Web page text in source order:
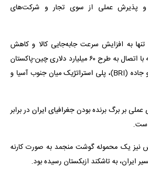
و پذیرش عملی از سوی تجار و شرکت‌های
تنها به افزایش سرعت جابه‌جایی کالا و کاهش
هزینه‌ها کمک می‌کند، بلکه با اتصال به طرح ۶۰ میلیارد دلاری چین-پاکستان
(CPEC) و ابتکار کمربند و جاده (BRI)، پلی استراتژیک میان جنوب آسیا و
بر برگ برنده بودن جغرافیای ایران در برابر
نیز یک محموله گوشت منجمد به صورت کارنه
ایران، به تاشکند ازبکستان رسیده بود.